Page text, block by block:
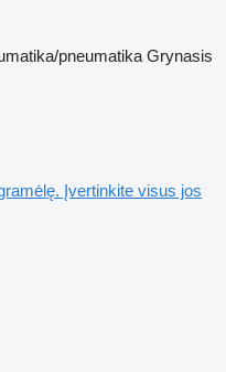
pneumatika Grynasis
Įvertinkite visus jos